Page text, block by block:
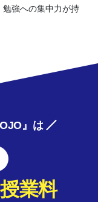
強への集中力が持
』は
授業料